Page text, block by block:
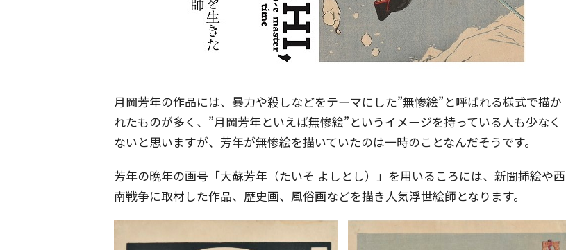
月岡芳年の作品には、暴力や殺しなどをテーマにした”無惨絵”と呼ばれる様式で描か
れたものが多く、”月岡芳年といえば無惨絵”というイメージを持っている人も少なく
ないと思いますが、芳年が無惨絵を描いていたのは一時のことなんだそうです。
芳年の晩年の画号「大蘇芳年（たいそ よしとし）」を用いるころには、新聞挿絵や西
南戦争に取材した作品、歴史画、風俗画などを描き人気浮世絵師となります。